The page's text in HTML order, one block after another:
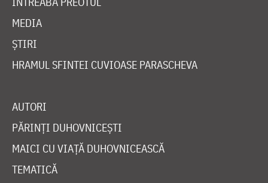
MEDIA
ȘTIRI
HRAMUL SFINTEI CUVIOASE PARASCHEVA
AUTORI
PĂRINȚI DUHOVNICEȘTI
MAICI CU VIAȚĂ DUHOVNICEASCĂ
TEMATICĂ